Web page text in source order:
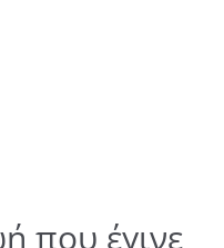
που έγινε